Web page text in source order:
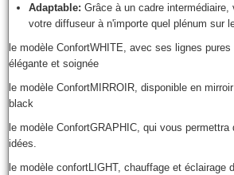
Adaptable: Grâce à un cadre intermédiaire,
votre diffuseur à n'importe quel plénum sur
le modèle ConfortWHITE, avec ses lignes
élégante et soignée
le modèle ConfortMIRROIR, disponible en
black
le modèle ConfortGRAPHIC, qui vous permettra
idées.
le modèle confortLIGHT, chauffage et éclairage